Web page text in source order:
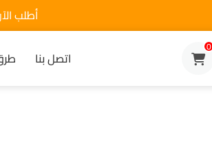
أطلب
اتصل بنا
0